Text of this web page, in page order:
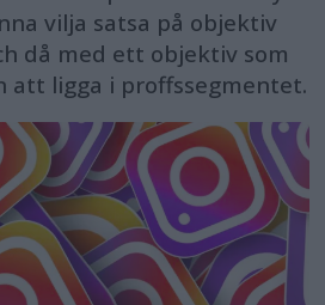
vilja satsa på objektiv
då med ett objektiv som
att ligga i proffssegmentet.